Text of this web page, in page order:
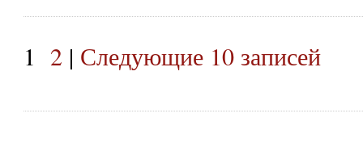
1 2 | Следующие 10 записей